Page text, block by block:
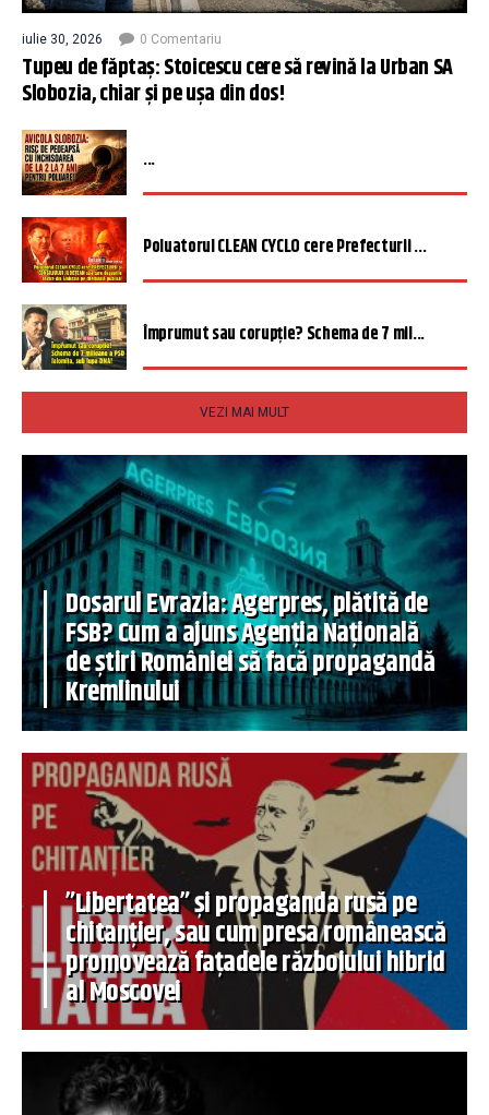
iulie 30, 2026 0 Comentariu
Tupeu de făptaș: Stoicescu cere să revină la Urban SA
Slobozia, chiar și pe ușa din dos!
...
Poluatorul CLEAN CYCLO cere Prefecturii ...
Împrumut sau corupție? Schema de 7 mil...
VEZI MAI MULT
Dosarul Evrazia: Agerpres, plătită de
FSB? Cum a ajuns Agenția Națională
de știri României să facă propagandă
Kremlinului
”Libertatea” și propaganda rusă pe
chitanțier, sau cum presa românească
promovează fațadele războiului hibrid
al Moscovei